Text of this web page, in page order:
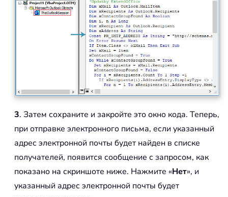
3. Затем сохраните и закройте это окно кода. Теперь,
при отправке электронного письма, если указанный
адрес электронной почты будет найден в списке
получателей, появится сообщение с запросом, как
показано на скриншоте ниже. Нажмите «Нет», и
указанный адрес электронной почты будет